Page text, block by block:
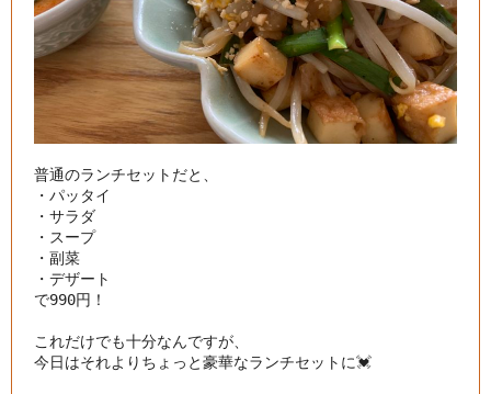
普通のランチセットだと、
・パッタイ
・サラダ
・スープ
・副菜
・デザート
で990円！
これだけでも十分なんですが、
今日はそれよりちょっと豪華なランチセットに💓